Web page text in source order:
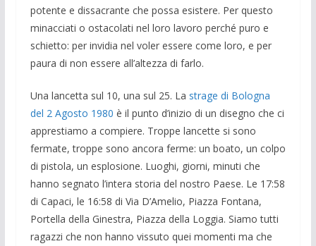
potente e dissacrante che possa esistere. Per questo
minacciati o ostacolati nel loro lavoro perché puro e
schietto: per invidia nel voler essere come loro, e per
paura di non essere all’altezza di farlo.
Una lancetta sul 10, una sul 25. La strage di Bologna
del 2 Agosto 1980 è il punto d’inizio di un disegno che ci
apprestiamo a compiere. Troppe lancette si sono
fermate, troppe sono ancora ferme: un boato, un colpo
di pistola, un esplosione. Luoghi, giorni, minuti che
hanno segnato l’intera storia del nostro Paese. Le 17:58
di Capaci, le 16:58 di Via D’Amelio, Piazza Fontana,
Portella della Ginestra, Piazza della Loggia. Siamo tutti
ragazzi che non hanno vissuto quei momenti ma che